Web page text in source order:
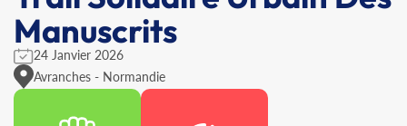
Manuscrits
24 Janvier 2026
Avranches - Normandie